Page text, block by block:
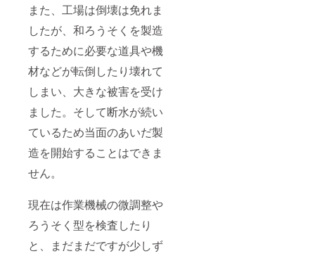
また、工場は倒壊は免れま
したが、和ろうそくを製造
するために必要な道具や機
材などが転倒したり壊れて
しまい、大きな被害を受け
ました。そして断水が続い
ているため当面のあいだ製
造を開始することはできま
せん。
現在は作業機械の微調整や
ろうそく型を検査したり
と、まだまだですが少しず